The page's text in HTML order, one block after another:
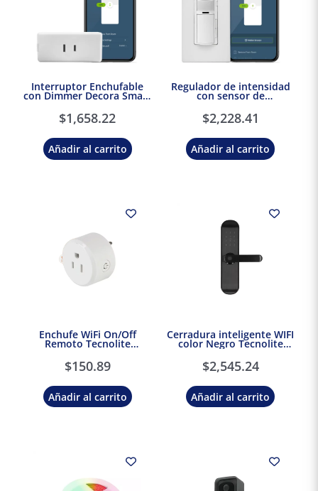
Interruptor Enchufable
con Dimmer Decora Smart
Leviton
$1,658.22
Añadir al carrito
Regulador de intensidad
con sensor de
Leviton Decora
$2,228.41
Añadir al carrito
Enchufe WiFi On/Off
Remoto Tecnolite
$150.89
Añadir al carrito
Cerradura inteligente WIFI
color Negro Tecnolite
Connect
$2,545.24
Añadir al carrito